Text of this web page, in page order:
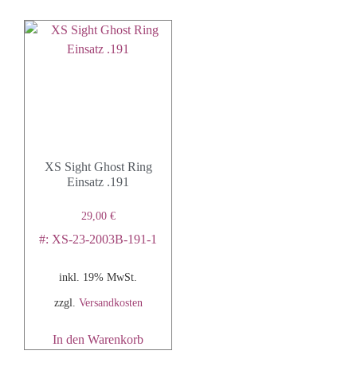
XS Sight Ghost Ring
Einsatz .191
29,00 €
#: XS-23-2003B-191-1
inkl. 19% MwSt.
zzgl. Versandkosten
In den Warenkorb